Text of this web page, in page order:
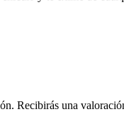
Recibirás una